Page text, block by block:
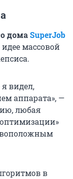
домаSuperJob
массовой
видел,
аппарата», —
любая
в